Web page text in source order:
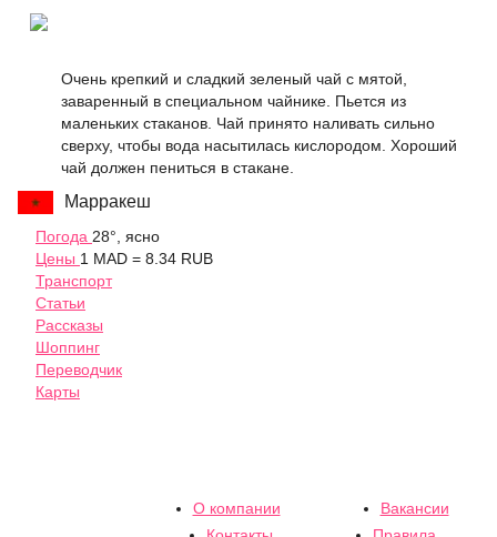
Очень крепкий и сладкий зеленый чай с мятой,
заваренный в специальном чайнике. Пьется из
маленьких стаканов. Чай принято наливать сильно
сверху, чтобы вода насытилась кислородом. Хороший
чай должен пениться в стакане.
Марракеш
Погода 28°, ясно
Цены 1 MAD = 8.34 RUB
Транспорт
Статьи
Рассказы
Шоппинг
Переводчик
Карты
О компании
Вакансии